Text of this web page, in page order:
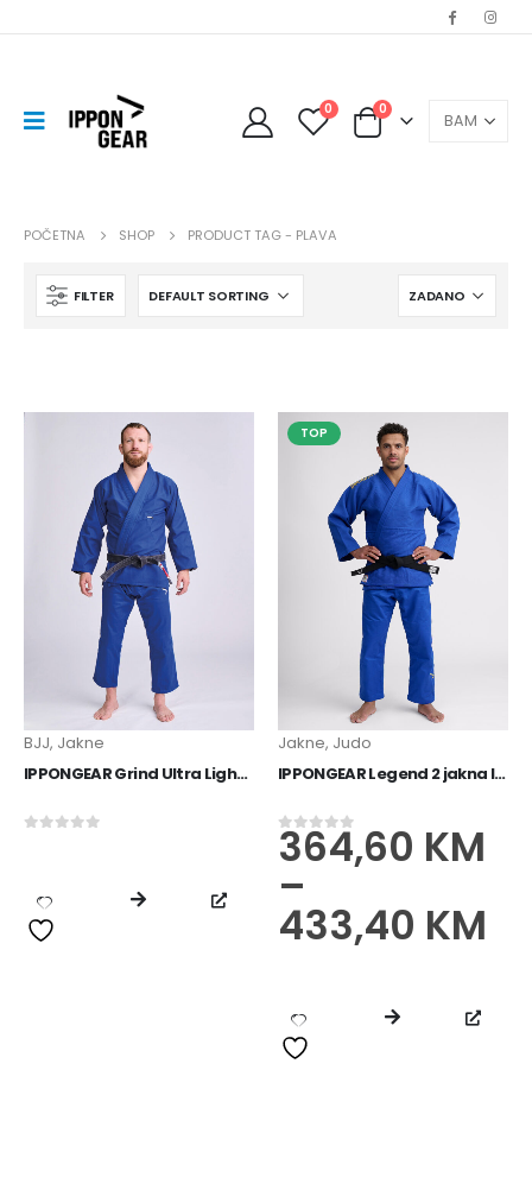
0 0
POČETNA SHOP PRODUCT TAG - PLAVA
FILTER
BJJ, Jakne
IPPONGEAR Grind Ultra Light BJJ Jacket blue
TOP
Jakne, Judo
IPPONGEAR Legend 2 jakna IJF plava
0od 5
364,60 KM
–
433,40 KM
0od 5
13,60KM